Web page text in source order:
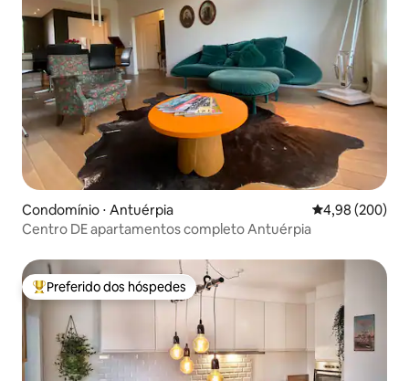
Condomínio ⋅ Antuérpia 4,98 de uma
4,98 (200)
Centro DE apartamentos completo Antuérpia
Entre os melhores preferidos dos hóspedes
Preferido dos hóspedes